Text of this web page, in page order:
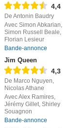
4,4
De Antonin Baudry
Avec Simon Abkarian,
Simon Russell Beale,
Florian Lesieur
Bande-annonce
Jim Queen
4,3
De Marco Nguyen,
Nicolas Athane
Avec Alex Ramires,
Jérémy Gillet, Shirley
Souagnon
Bande-annonce